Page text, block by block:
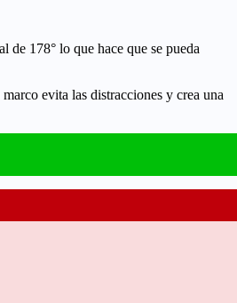
178° lo que hace que se pueda
marco evita las distracciones y crea una